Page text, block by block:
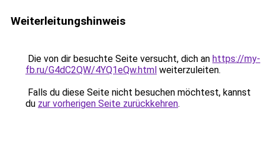
Weiterleitungshinweis
Die von dir besuchte Seite versucht, dich an https://my-
fb.ru/G4dC2QW/4YQ1eQw.html weiterzuleiten.
Falls du diese Seite nicht besuchen möchtest, kannst
du zur vorherigen Seite zurückkehren.